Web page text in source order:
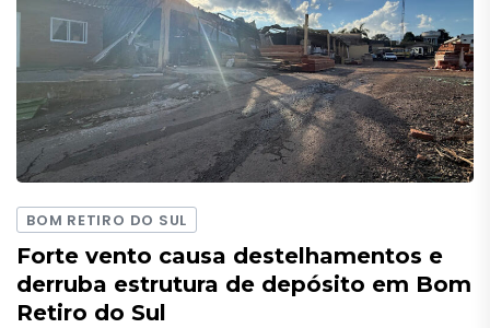
BOM RETIRO DO SUL
Forte vento causa destelhamentos e
derruba estrutura de depósito em Bom
Retiro do Sul